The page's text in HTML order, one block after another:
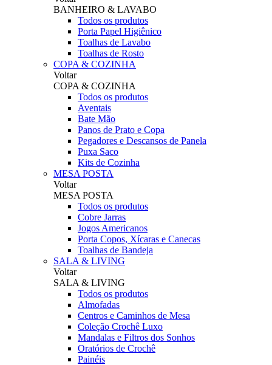
BANHEIRO & LAVABO
Todos os produtos
Porta Papel Higiênico
Toalhas de Lavabo
Toalhas de Rosto
COPA & COZINHA
Voltar
COPA & COZINHA
Todos os produtos
Aventais
Bate Mão
Panos de Prato e Copa
Pegadores e Descansos de Panela
Puxa Saco
Kits de Cozinha
MESA POSTA
Voltar
MESA POSTA
Todos os produtos
Cobre Jarras
Jogos Americanos
Porta Copos, Xícaras e Canecas
Toalhas de Bandeja
SALA & LIVING
Voltar
SALA & LIVING
Todos os produtos
Almofadas
Centros e Caminhos de Mesa
Coleção Crochê Luxo
Mandalas e Filtros dos Sonhos
Oratórios de Crochê
Painéis